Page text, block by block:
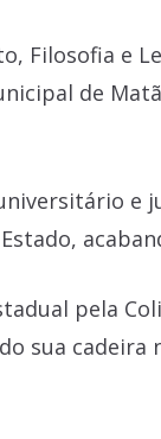
Filosofia e
de
e
pela
sua cadeira